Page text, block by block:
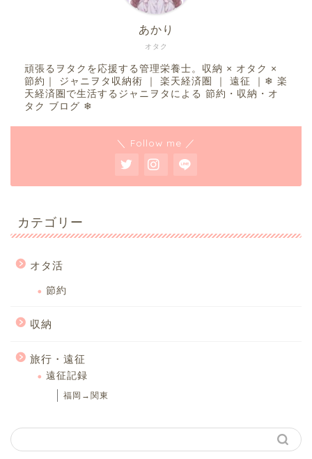
オタク
あかり
頑張るヲタクを応援する管理栄養士。収納 × オタク ×
節約｜ ジャニヲタ収納術 ｜ 楽天経済圏 ｜ 遠征 ｜❄︎ 楽
天経済圏で生活するジャニヲタによる 節約・収納・オ
タク ブログ ❄︎
＼ Follow me ／
カテゴリー
オタ活
節約
収納
旅行・遠征
遠征記録
福岡→関東